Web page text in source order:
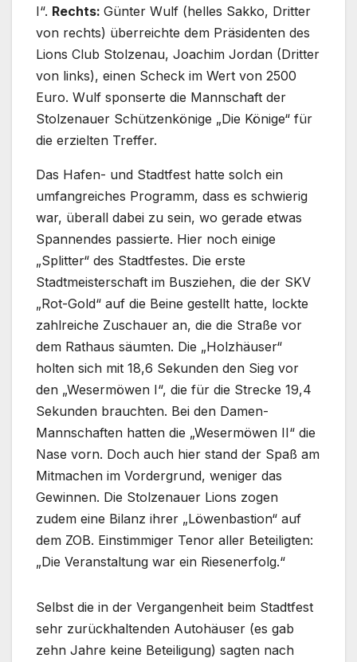
I“. Rechts: Günter Wulf (helles Sakko, Dritter
von rechts) überreichte dem Präsidenten des
Lions Club Stolzenau, Joachim Jordan (Dritter
von links), einen Scheck im Wert von 2500
Euro. Wulf sponserte die Mannschaft der
Stolzenauer Schützenkönige „Die Könige“ für
die erzielten Treffer.
Das Hafen- und Stadtfest hatte solch ein
umfangreiches Programm, dass es schwierig
war, überall dabei zu sein, wo gerade etwas
Spannendes passierte. Hier noch einige
„Splitter“ des Stadtfestes. Die erste
Stadtmeisterschaft im Busziehen, die der SKV
„Rot-Gold“ auf die Beine gestellt hatte, lockte
zahlreiche Zuschauer an, die die Straße vor
dem Rathaus säumten. Die „Holzhäuser“
holten sich mit 18,6 Sekunden den Sieg vor
den „Wesermöwen I“, die für die Strecke 19,4
Sekunden brauchten. Bei den Damen-
Mannschaften hatten die „Wesermöwen II“ die
Nase vorn. Doch auch hier stand der Spaß am
Mitmachen im Vordergrund, weniger das
Gewinnen. Die Stolzenauer Lions zogen
zudem eine Bilanz ihrer „Löwenbastion“ auf
dem ZOB. Einstimmiger Tenor aller Beteiligten:
„Die Veranstaltung war ein Riesenerfolg.“
Selbst die in der Vergangenheit beim Stadtfest
sehr zurückhaltenden Autohäuser (es gab
zehn Jahre keine Beteiligung) sagten nach